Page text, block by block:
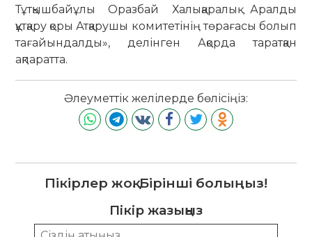
Тұтқышбайұлы Оразбай Халықаралық Аралды
құтқару қоры Атқарушы комитетінің төрағасы болып
тағайындалды», делінген Ақорда таратқан
ақпаратта.
Әлеуметтік желілерде бөлісіңіз:
Пікірлер жоқ. Бірінші болыңыз!
Пікір жазыңыз